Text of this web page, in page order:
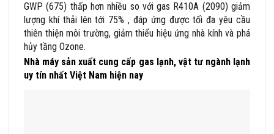
GWP (675) thấp hơn nhiều so với gas R410A (2090) giảm
lượng khí thải lên tới 75% , đáp ứng được tối đa yêu cầu
thiên thiện môi trường, giảm thiểu hiệu ứng nhà kính và phá
hủy tầng Ozone.
Nhà máy sản xuất cung cấp gas lạnh, vật tư ngành lạnh
uy tín nhất Việt Nam hiện nay